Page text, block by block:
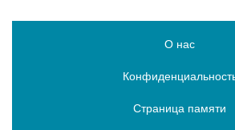
О нас
Страница памяти